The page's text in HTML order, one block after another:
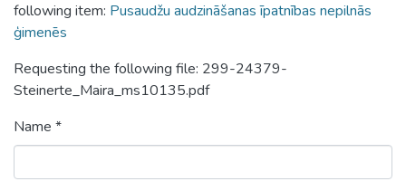
following item: Pusaudžu audzināšanas īpatnības nepilnās
ģimenēs
Requesting the following file: 299-24379-
Steinerte_Maira_ms10135.pdf
Name *